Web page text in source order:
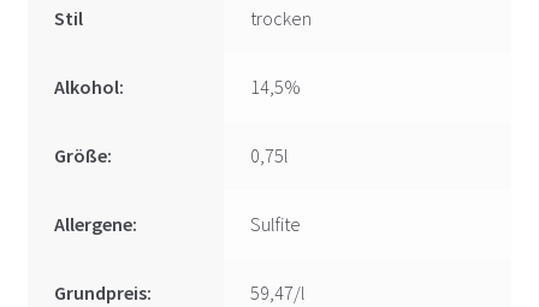
Stil trocken
Alkohol: 14,5%
Größe: 0,75l
Allergene: Sulfite
Grundpreis: 59,47/l